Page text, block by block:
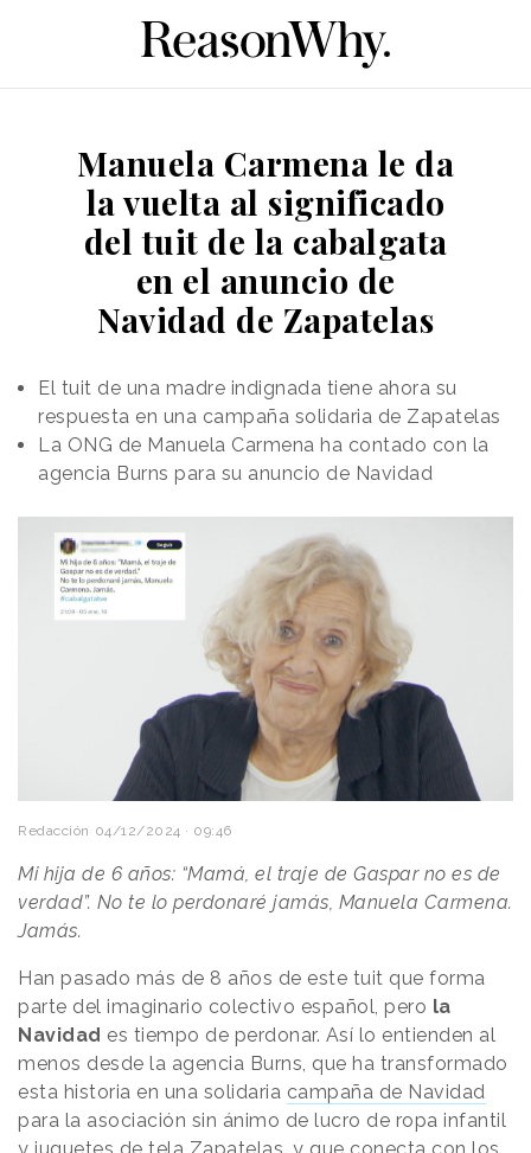
Manuela Carmena le da
la vuelta al significado
del tuit de la cabalgata
en el anuncio de
Navidad de Zapatelas
El tuit de una madre indignada tiene ahora su
respuesta en una campaña solidaria de Zapatelas
La ONG de Manuela Carmena ha contado con la
agencia Burns para su anuncio de Navidad
Redacción 04/12/2024 · 09:46
Mi hija de 6 años: “Mamá, el traje de Gaspar no es de
verdad”. No te lo perdonaré jamás, Manuela Carmena.
Jamás.
Han pasado más de 8 años de este tuit que forma
parte del imaginario colectivo español, pero la
Navidad es tiempo de perdonar. Así lo entienden al
menos desde la agencia Burns, que ha transformado
esta historia en una solidaria campaña de Navidad
para la asociación sin ánimo de lucro de ropa infantil